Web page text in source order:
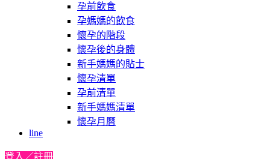
孕前飲食
孕媽媽的飲食
懷孕的階段
懷孕後的身體
新手媽媽的貼士
懷孕清單
孕前清單
新手媽媽清單
懷孕月曆
line
登入／註冊